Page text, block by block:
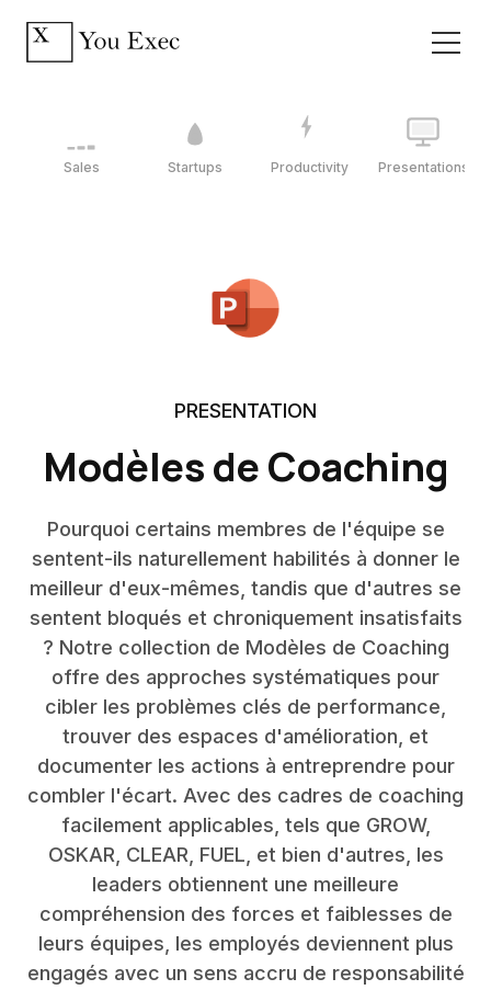
Sales Startups Productivity Presentations
PRESENTATION
Modèles de Coaching
Pourquoi certains membres de l'équipe se
sentent-ils naturellement habilités à donner le
meilleur d'eux-mêmes, tandis que d'autres se
sentent bloqués et chroniquement insatisfaits
? Notre collection de Modèles de Coaching
offre des approches systématiques pour
cibler les problèmes clés de performance,
trouver des espaces d'amélioration, et
documenter les actions à entreprendre pour
combler l'écart. Avec des cadres de coaching
facilement applicables, tels que GROW,
OSKAR, CLEAR, FUEL, et bien d'autres, les
leaders obtiennent une meilleure
compréhension des forces et faiblesses de
leurs équipes, les employés deviennent plus
engagés avec un sens accru de responsabilité